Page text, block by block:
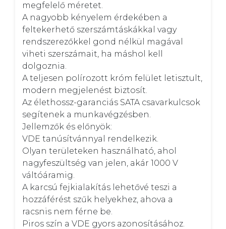
megfelelő méretet.
A nagyobb kényelem érdekében a
feltekerhető szerszámtáskákkal vagy
rendszerezőkkel gond nélkül magával
viheti szerszámait, ha máshol kell
dolgoznia.
A teljesen polírozott króm felület letisztult,
modern megjelenést biztosít.
Az élethossz-garanciás SATA csavarkulcsok
segítenek a munkavégzésben.
Jellemzők és előnyök:
VDE tanúsítvánnyal rendelkezik.
Olyan területeken használható, ahol
nagyfeszültség van jelen, akár 1000 V
váltóáramig.
A karcsú fejkialakítás lehetővé teszi a
hozzáférést szűk helyekhez, ahova a
racsnis nem férne be.
Piros szín a VDE gyors azonosításához.